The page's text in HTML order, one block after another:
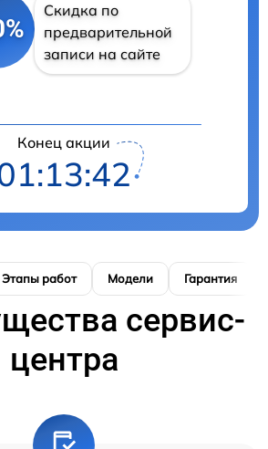
Скидка по
предварительной
записи на сайте
Конец акции
Этапы работ Модели Гарантия
сервис-
центра